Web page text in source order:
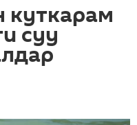
куткарам
суу